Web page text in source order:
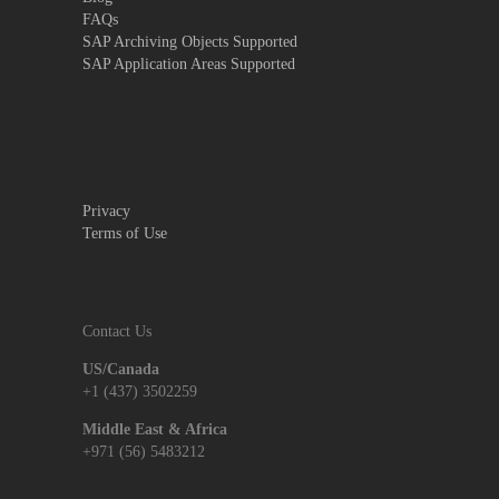
FAQs
SAP Archiving Objects Supported
SAP Application Areas Supported
Privacy
Terms of Use
Contact Us
US/Canada
+1 (437) 3502259
Middle East & Africa
+971 (56) 5483212